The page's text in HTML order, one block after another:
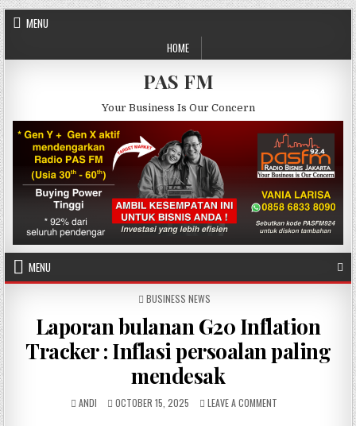
Skip to content
MENU
HOME
PAS FM
Your Business Is Our Concern
MENU
POSTED IN
BUSINESS NEWS
Laporan bulanan G20 Inflation
Tracker : Inflasi persoalan paling
mendesak
AUTHOR:
ANDI PUBLISHED DATE:
OCTOBER 15, 2025 LEAVE A COMMENT ON LAPORAN